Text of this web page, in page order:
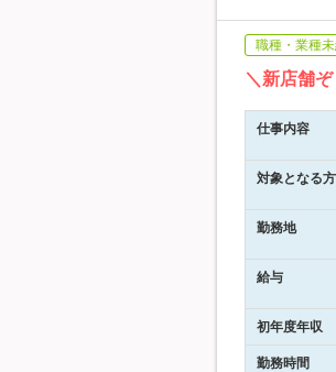
職種・業種
＼新店舗
仕事内容
対象となる方
勤務地
給与
初年度年収
勤務時間